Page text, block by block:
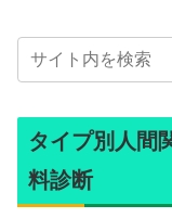
タイプ別人間
料診断